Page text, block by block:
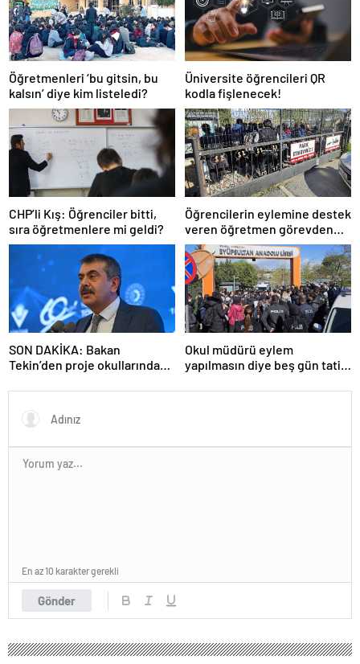
Öğretmenleri ‘bu gitsin, bu
kalsın’ diye kim listeledi?
Üniversite öğrencileri QR
kodla fişlenecek!
CHP’li Kış: Öğrenciler bitti,
sıra öğretmenlere mi geldi?
Öğrencilerin eylemine destek
veren öğretmen görevden
uzaklaştırıldı
SON DAKİKA: Bakan
Tekin’den proje okullarındaki
Okul müdürü eylem
yapılmasın diye beş gün tatil
Gönder
En az 10 karakter gerekli